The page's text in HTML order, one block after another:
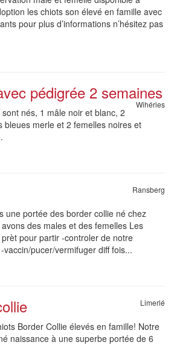
les chiots son élevé en famille avec
pour plus d’informations n’hésitez pas
pédigrée 2 semaines
Wihéries
nés, 1 mâle noir et blanc, 2
bleues merle et 2 femelles noires et
Ransberg
une portée des border collie né chez
des males et des femelles Les
pour partir -controler de notre
vaccin/pucer/vermifuger diff fois...
Limerlé
Border Collie élevés en famille! Notre
naissance à une superbe portée de 6